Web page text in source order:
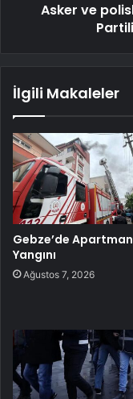
Asker ve
İlgili Makaleler
Gebze’de Apartman
Yangını
Ağustos 7, 2026